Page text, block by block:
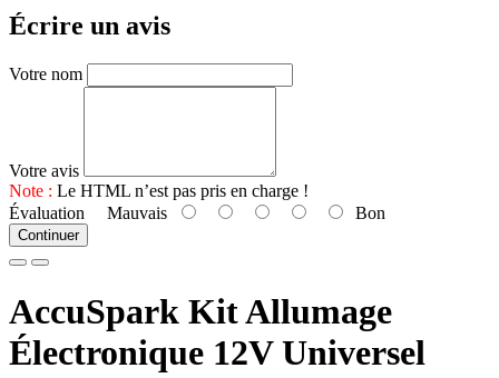
Écrire un avis
Votre nom
Votre avis
Note : Le HTML n’est pas pris en charge !
Évaluation Mauvais Bon
Continuer
AccuSpark Kit Allumage
Électronique 12V Universel